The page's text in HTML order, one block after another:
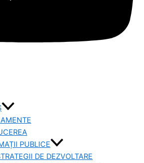
PUBLICE
DE DEZVOLTARE